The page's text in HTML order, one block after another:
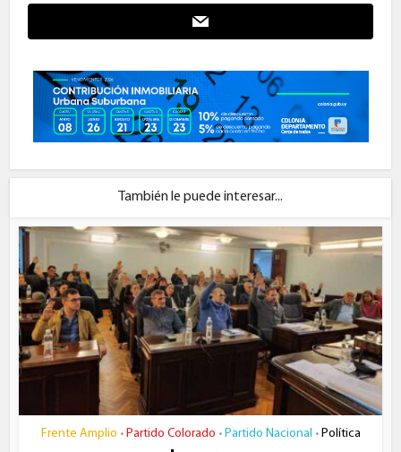
También le puede interesar...
Frente Amplio • Partido Colorado • Partido Nacional • Política